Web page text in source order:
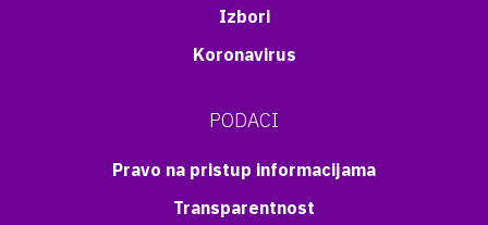
Izbori
Koronavirus
PODACI
Pravo na pristup informacijama
Transparentnost